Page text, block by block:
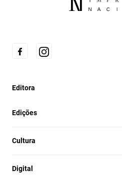
Editora
Edições
Cultura
Digital